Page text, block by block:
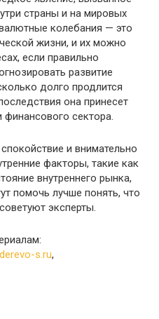
страны и на мировых
колебания — это
жизни, и их можно
если правильно
развитие
долго продлится
она принесет
сектора.
и внимательно
факторы, такие как
внутреннего рынка,
помочь лучше понять, что
эксперты.
s.ru,